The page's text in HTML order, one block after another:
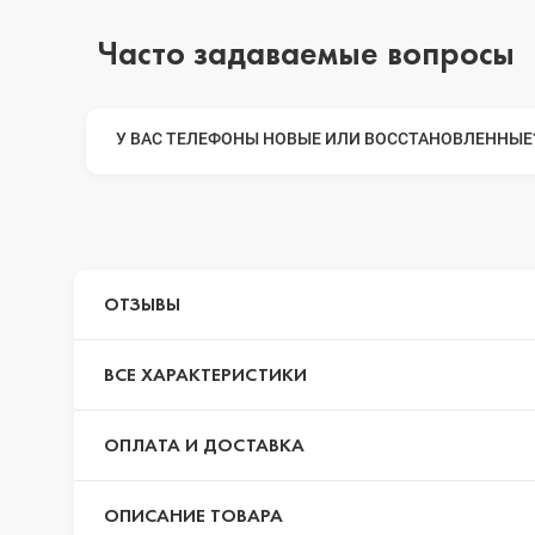
iPhone 14
iPhone 13 Pro Max
Часто задаваемые вопросы
У ВАС ТЕЛЕФОНЫ НОВЫЕ ИЛИ
ОТЗЫВЫ
ВСЕ ХАРАКТЕРИСТИКИ
ОПЛАТА И ДОСТАВКА
ОПИСАНИЕ ТОВАРА